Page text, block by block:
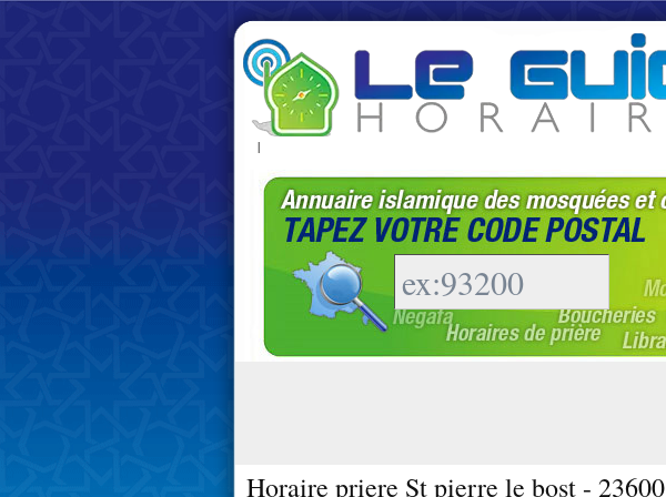
|
Horaire priere St pierre le bost - 23600